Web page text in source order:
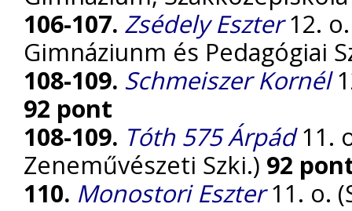
106-107. Zsédely Eszter12. o.
Gimnáziunm és Pedagógiai
108-109. Schmeiszer Kornél
92 pont
108-109. Tóth 575 Árpád11.
Zeneművészeti Szki.) 92
110. Monostori Eszter11. o.